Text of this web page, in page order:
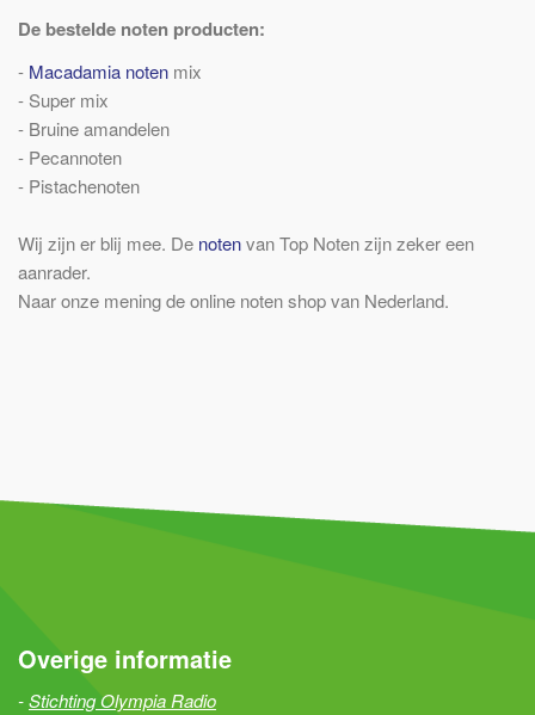
De bestelde noten producten:
- Macadamia noten mix
- Super mix
- Bruine amandelen
- Pecannoten
- Pistachenoten
Wij zijn er blij mee. De notenvan Top Noten zijn zeker een
aanrader.
Naar onze mening de online noten shop van Nederland.
Overige informatie
Stichting Olympia Radio